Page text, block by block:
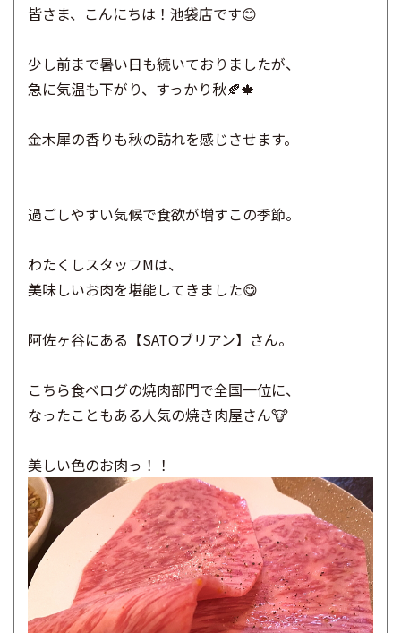
皆さま、こんにちは！池袋店です😊
少し前まで暑い日も続いておりましたが、
急に気温も下がり、すっかり秋🍂🍁
金木犀の香りも秋の訪れを感じさせます。
過ごしやすい気候で食欲が増すこの季節。
わたくしスタッフMは、
美味しいお肉を堪能してきました😋
阿佐ヶ谷にある【SATOブリアン】さん。
こちら食べログの焼肉部門で全国一位に、
なったこともある人気の焼き肉屋さん🐮
美しい色のお肉っ！！